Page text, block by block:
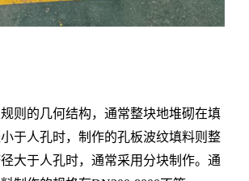
则的几何结构，通常整块地堆砌在填
于人孔时，制作的孔板波纹填料则整
大于人孔时，通常采用分块制作。通